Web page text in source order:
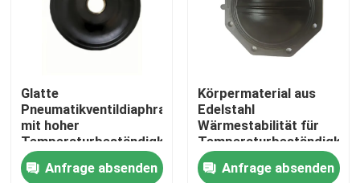
Zu Hause
Glatte
Pneumatikventildiaphragma
mit hoher
Temperaturbeständigkeit
und geringer Leckage
von 0,05%
Anfrage absenden
Körpermaterial aus
Edelstahl
Wärmestabilität für
Temperaturbeständigkeit
in Luftmedien
Anfrage absenden